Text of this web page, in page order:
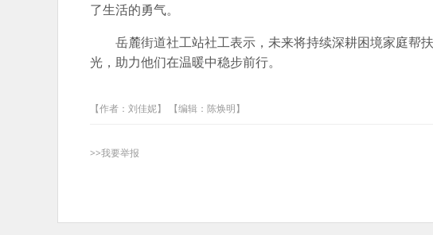
了生活的勇气。
岳麓街道社工站社工表示，未来将持续深耕困境家庭帮
光，助力他们在温暖中稳步前行。
【作者：刘佳妮】 【编辑：陈焕明】
>>我要举报